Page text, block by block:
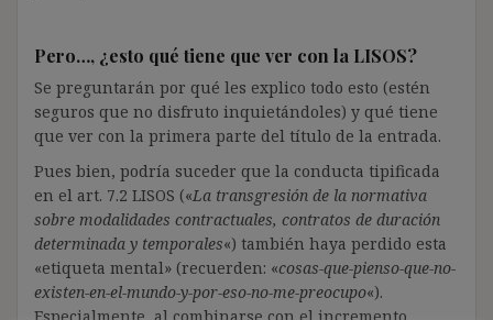
Pero…, ¿esto qué tiene que ver con la LISOS?
Se preguntarán por qué les explico todo esto (estén
seguros que no disfruto inquietándoles) y qué tiene
que ver con la primera parte del título de la entrada.
Pues bien, podría suceder que la conducta tipificada
en el art. 7.2 LISOS («La transgresión de la normativa
sobre modalidades contractuales, contratos de duración
determinada y temporales«) también haya perdido esta
«etiqueta mental» (recuerden: «cosas-que-pienso-que-no-
existen-en-el-mundo-y-por-eso-no-me-preocupo«).